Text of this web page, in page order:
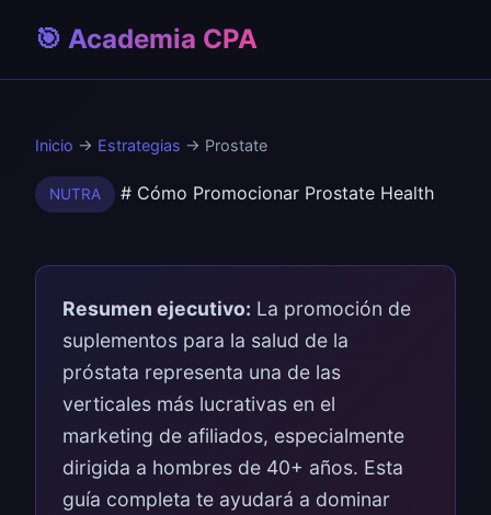
🎯 Academia CPA
Inicio → Estrategias → Prostate
NUTRA # Cómo Promocionar Prostate Health
Resumen ejecutivo: La promoción de
suplementos para la salud de la
próstata representa una de las
verticales más lucrativas en el
marketing de afiliados, especialmente
dirigida a hombres de 40+ años. Esta
guía completa te ayudará a dominar